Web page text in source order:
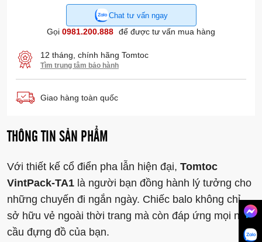
Chat tư vấn ngay
Gọi 0981.200.888 để được tư vấn mua hàng
12 tháng, chính hãng Tomtoc
Tìm trung tâm bảo hành
Giao hàng toàn quốc
THÔNG TIN SẢN PHẨM
Với thiết kế cổ điển pha lẫn hiện đại, Tomtoc
VintPack-TA1 là người bạn đồng hành lý tưởng cho
những chuyến đi ngắn ngày. Chiếc balo không chỉ
sở hữu vẻ ngoài thời trang mà còn đáp ứng mọi nhu
cầu đựng đồ của bạn.